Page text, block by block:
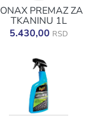
PREMAZ ZA
TKANINU 1L
5.430,00 RSD